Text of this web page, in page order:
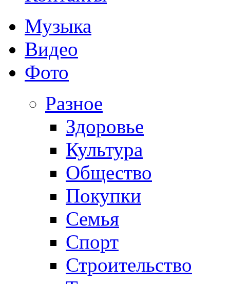
Музыка
Видео
Фото
Разное
Здоровье
Культура
Общество
Покупки
Семья
Спорт
Строительство